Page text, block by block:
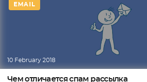
EMAIL
10 February 2018
Чем отличается спам рассылка